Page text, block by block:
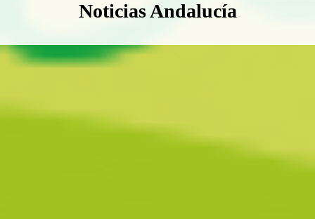
Boletín Noticias Andalucía
Noticias Andalucía